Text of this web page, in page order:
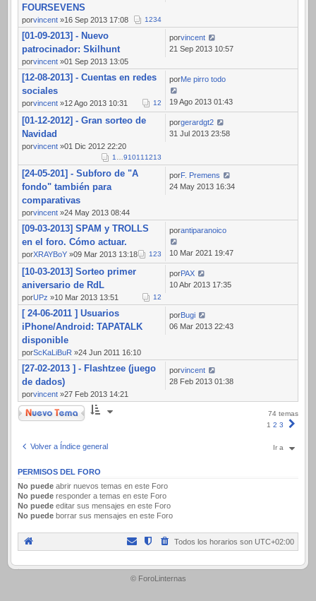
FOURSEVENS
porvincent »16 Sep 2013 17:08 1234
[01-09-2013] - Nuevo
patrocinador: Skilhunt
porvincent »01 Sep 2013 13:05
porvincent
21 Sep 2013 10:57
[12-08-2013] - Cuentas en redes
sociales
porvincent »12 Ago 2013 10:31 12
porMe pirro todo
19 Ago 2013 01:43
[01-12-2012] - Gran sorteo de
Navidad
porvincent »01 Dic 2012 22:20
1 91011 1213
porgerardgt2
31 Jul 2013 23:58
[24-05-201] - Subforo de "A
fondo" también para
comparativas
porvincent »24 May 2013 08:44
porF. Premens
24 May 2013 16:34
[09-03-2013] SPAM y TROLLS
en el foro. Cómo actuar.
porXRAYBoY »09 Mar 2013 13:18 123
porantiparanoico
10 Mar 2021 19:47
[10-03-2013] Sorteo primer
aniversario de RdL
porUPz »10 Mar 2013 13:51 12
porPAX
10 Abr 2013 17:35
[ 24-06-2011 ] Usuarios
iPhone/Android: TAPATALK
disponible
porScKaLiBuR »24 Jun 2011 16:10
porBugi
06 Mar 2013 22:43
[27-02-2013 ] - Flashtzee (juego
de dados)
porvincent »27 Feb 2013 14:21
porvincent
28 Feb 2013 01:38
Nuevo Tema
74 temas
1 2 3
Volver a Índice general Ir a
PERMISOS DEL FORO
No puede abrir nuevos temas en este Foro
No puede responder a temas en este Foro
No puede editar sus mensajes en este Foro
No puede borrar sus mensajes en este Foro
Todos los horarios son UTC+02:00
.
© ForoLinternas